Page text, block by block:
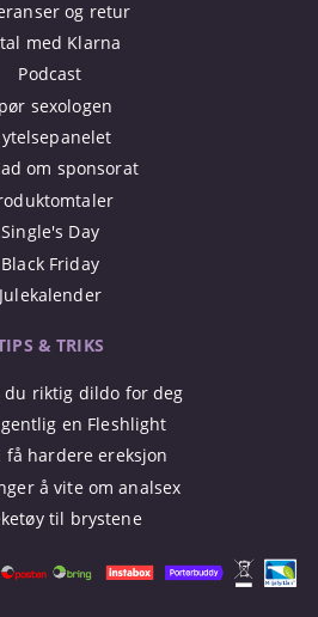
og retur
med Klarna
Podcast
sexologen
om sponsorat
Single's Day
Black Friday
Julekalender
& TRIKS
du riktig dildo for deg
en Fleshlight
få hardere ereksjon
å vite om analsex
til brystene